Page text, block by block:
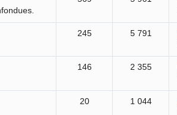
245 5 791
146 2 355
20 1 044